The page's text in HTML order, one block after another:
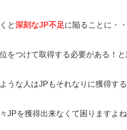
と深刻なJP不足に陥ることに・・
をつけて取得する必要がある！と
うな人はJPもそれなりに獲得する
JPを獲得出来なくて困りますよね